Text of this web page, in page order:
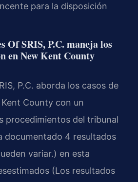
para la disposición
Of SRIS, P.C. maneja los
en New Kent County
P.C. aborda los casos de
County con un
procedimientos del tribunal
documentado 4 resultados
variar.) en esta
(Los resultados